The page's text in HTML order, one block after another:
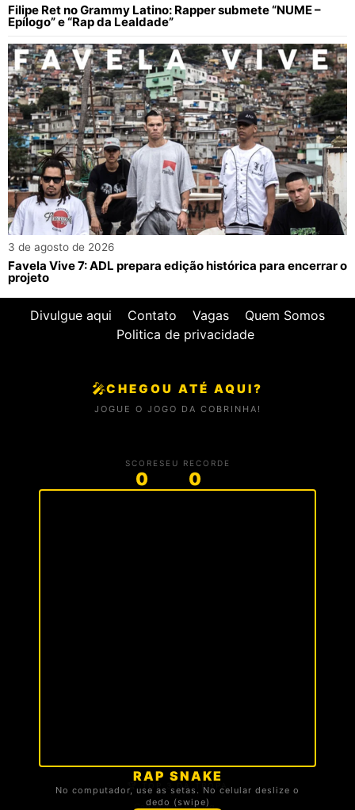
Filipe Ret no Grammy Latino: Rapper submete “NUME –
Epílogo” e “Rap da Lealdade”
3 de agosto de 2026
Favela Vive 7: ADL prepara edição histórica para encerrar o
projeto
Divulgue aqui Contato Vagas
Quem Somos
Politica de privacidade
🎤CHEGOU ATÉ AQUI?
JOGUE O JOGO DA COBRINHA!
SCORE
0
SEU RECORDE
0
RAP SNAKE
No computador, use as setas. No celular deslize o
dedo (swipe)
🏆 TOP 3 DA TROPA
Carregando ranking...